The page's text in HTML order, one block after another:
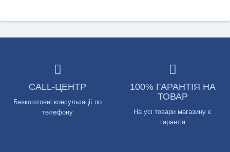
CALL-ЦЕНТР
Безкоштовні консультації по
телефону
100% ГАРАНТІЯ НА
ТОВАР
На усі товари магазину є
гарантія